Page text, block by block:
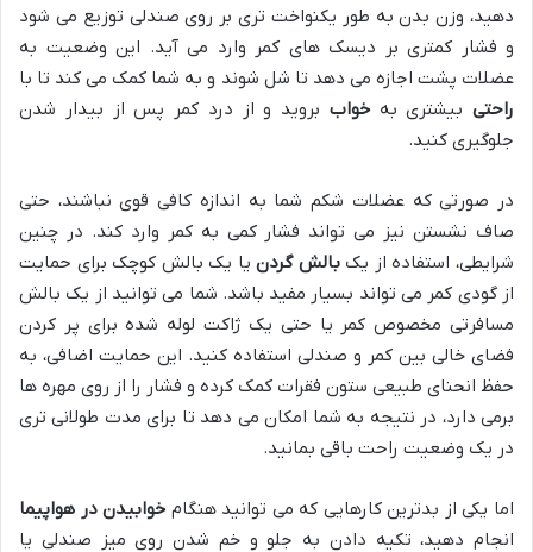
دهید، وزن بدن به طور یکنواخت تری بر روی صندلی توزیع می شود
و فشار کمتری بر دیسک های کمر وارد می آید. این وضعیت به
عضلات پشت اجازه می دهد تا شل شوند و به شما کمک می کند تا با
راحتی بیشتری بهخواب بروید و از درد کمر پس از بیدار شدن
جلوگیری کنید.
در صورتی که عضلات شکم شما به اندازه کافی قوی نباشند، حتی
صاف نشستن نیز می تواند فشار کمی به کمر وارد کند. در چنین
شرایطی، استفاده از یکبالش گردنیا یک بالش کوچک برای حمایت
از گودی کمر می تواند بسیار مفید باشد. شما می توانید از یک بالش
مسافرتی مخصوص کمر یا حتی یک ژاکت لوله شده برای پر کردن
فضای خالی بین کمر و صندلی استفاده کنید. این حمایت اضافی، به
حفظ انحنای طبیعی ستون فقرات کمک کرده و فشار را از روی مهره ها
برمی دارد، در نتیجه به شما امکان می دهد تا برای مدت طولانی تری
در یک وضعیت راحت باقی بمانید.
اما یکی از بدترین کارهایی که می توانید هنگام خوابیدن در هواپیما
انجام دهید، تکیه دادن به جلو و خم شدن روی میز صندلی یا